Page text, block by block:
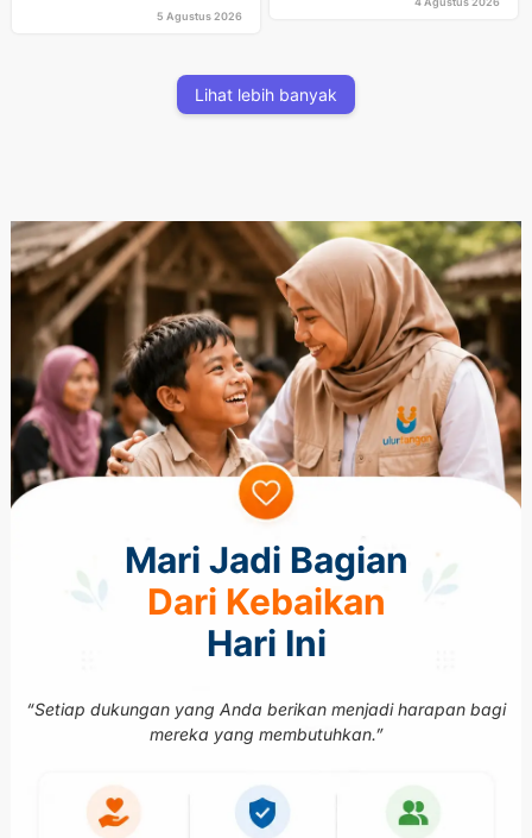
5 Agustus 2026
Lihat lebih banyak
Mari Jadi Bagian
Dari Kebaikan
Hari Ini
“Setiap dukungan yang Anda berikan menjadi harapan bagi
mereka yang membutuhkan.”